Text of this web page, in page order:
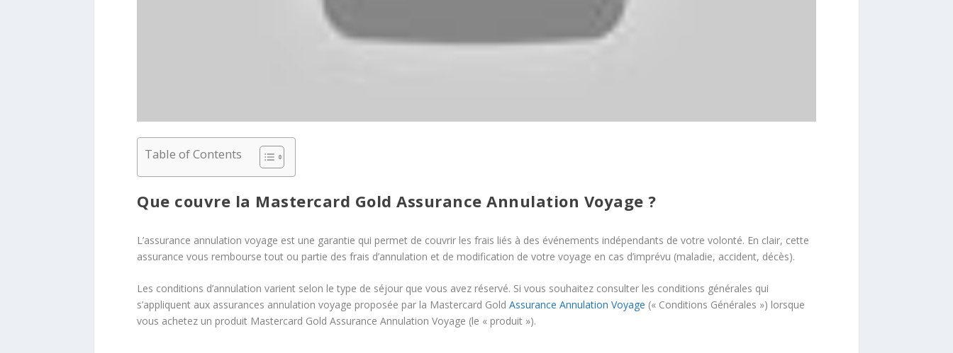
Table of Contents
Que couvre la Mastercard Gold Assurance Annulation Voyage ?
L’assurance annulation voyage est une garantie qui permet de couvrir les frais liés à des événements indépendants de votre volonté. En clair, cette
assurance vous rembourse tout ou partie des frais d’annulation et de modification de votre voyage en cas d’imprévu (maladie, accident, décès).
Les conditions d’annulation varient selon le type de séjour que vous avez réservé. Si vous souhaitez consulter les conditions générales qui
s’appliquent aux assurances annulation voyage proposée par la Mastercard Gold Assurance Annulation Voyage (« Conditions Générales ») lorsque
vous achetez un produit Mastercard Gold Assurance Annulation Voyage (le « produit »).